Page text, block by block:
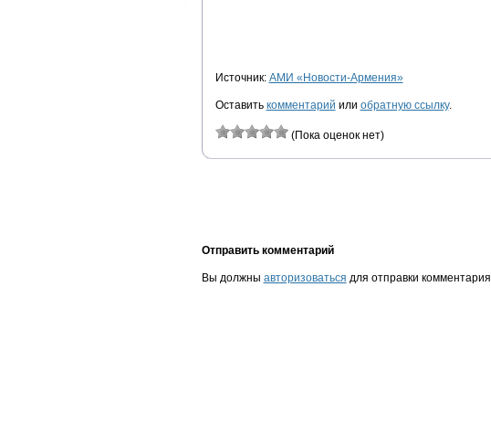
Источник: АМИ «Новости-Армения»
Оставить комментарий или обратную ссылку.
(Пока оценок нет)
Отправить комментарий
Вы должны авторизоваться для отправки комментария.